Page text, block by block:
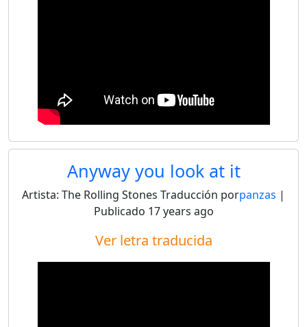
Anyway you look at it
Artista: The Rolling Stones Traducción porpanzas |
Publicado 17 years ago
Ver letra traducida